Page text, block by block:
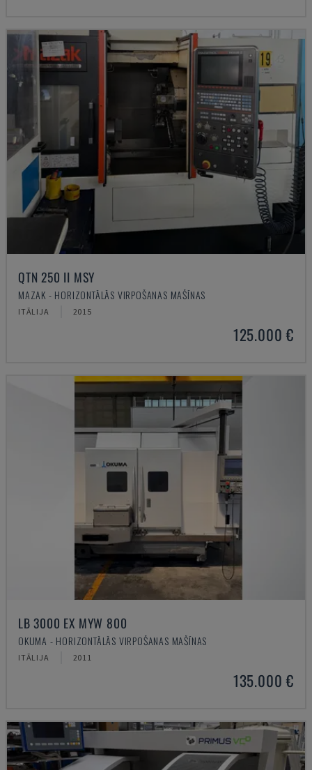
QTN 250 II MSY
MAZAK - HORIZONTĀLĀS VIRPOŠANAS MAŠĪNAS
ITĀLIJA 2015
125.000 €
LB 3000 EX MYW 800
OKUMA - HORIZONTĀLĀS VIRPOŠANAS MAŠĪNAS
ITĀLIJA 2011
135.000 €